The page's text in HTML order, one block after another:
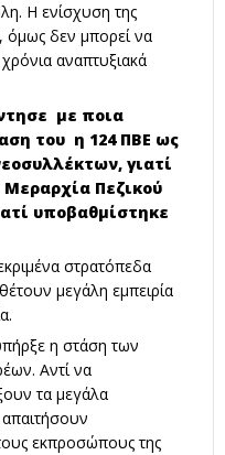
Η ενίσχυση της
όμως δεν μπορεί να
αναπτυξιακά
με ποια
του η 124 ΠΒΕ ως
γιατί
Μεραρχία Πεζικού
υποβαθμίστηκε
στρατόπεδα
μεγάλη εμπειρία
η στάση των
Αντί να
τα μεγάλα
εκπροσώπους της